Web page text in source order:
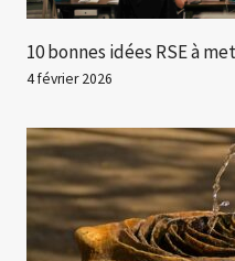
10 bonnes idées RSE à
4 février 2026